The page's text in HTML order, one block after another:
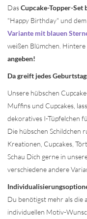
DasCupcake-Topper-Set
"Happy Birthday" und
Variante mit blauen
weißen Blümchen. Hintere
angeben!
Da greift jedes
Unsere hübschen
Muffins und Cupcakes,
dekoratives I-Tüpfelchen
Die hübschen Schildchen
Kreationen, Cupcakes,
Schau Dich gerne in
verschiedene andere
Du benötigst mehr als die
individuellen Motiv-